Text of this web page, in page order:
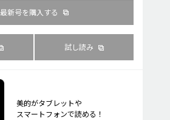
最新号を購入する
試し読み
美的がタブレットや
スマートフォンで読める！